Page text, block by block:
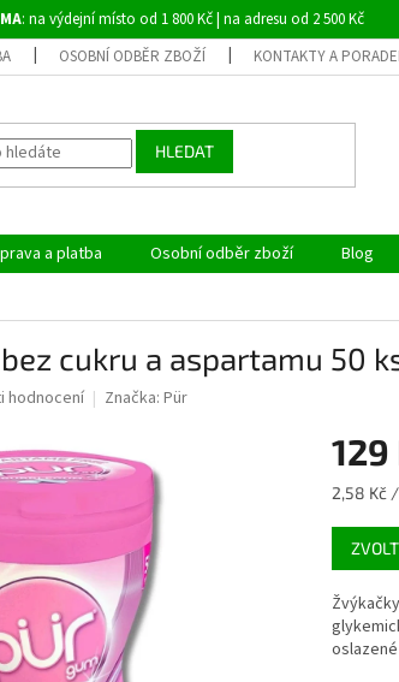
: na výdejní místo od 1 800 Kč | na adresu od 2 500 Kč
OSOBNÍ ODBĚR ZBOŽÍ KONTAKTY A
HLEDAT
a platba Osobní odběr zboží Blog
cukru a aspartamu 50
hodnocení Značka: Pür
129
Měrná
2,58 Kč